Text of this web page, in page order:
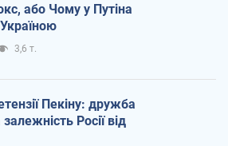
або Чому у Путіна
3,6 т.
Пекіну: дружба
Росії від